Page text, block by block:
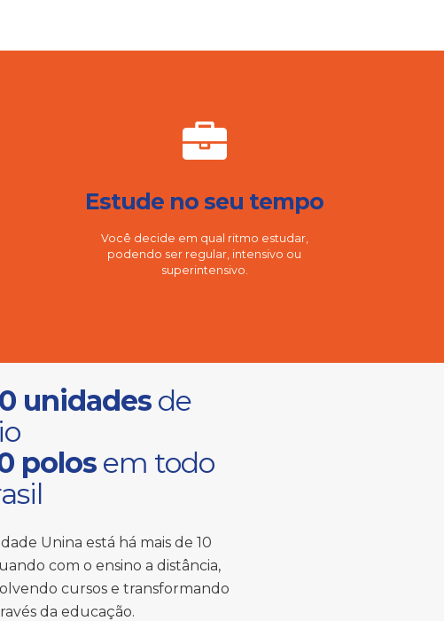
Estude no seu tempo
Você decide em qual ritmo estudar,
podendo ser regular, intensivo ou
superintensivo.
unidadesde
polosem todo
Unina está há mais de 10
com o ensino a distância,
cursos e transformando
da educação.